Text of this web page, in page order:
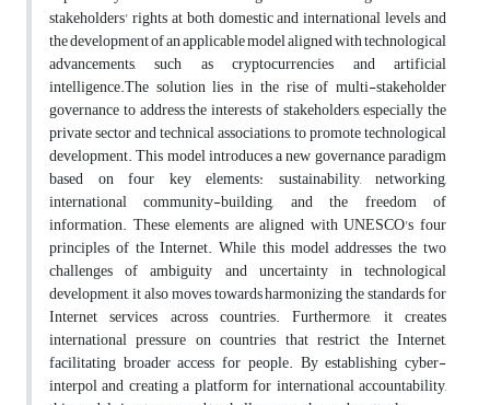
stakeholders' rights at both domestic and international levels and
the development of an applicable model aligned with technological
advancements, such as cryptocurrencies and artificial
intelligence.The solution lies in the rise of multi-stakeholder
governance to address the interests of stakeholders, especially the
private sector and technical associations, to promote technological
development. This model introduces a new governance paradigm
based on four key elements: sustainability, networking,
international community-building, and the freedom of
information. These elements are aligned with UNESCO's four
principles of the Internet. While this model addresses the two
challenges of ambiguity and uncertainty in technological
development, it also moves towards harmonizing the standards for
Internet services across countries. Furthermore, it creates
international pressure on countries that restrict the Internet,
facilitating broader access for people. By establishing cyber-
interpol and creating a platform for international accountability,